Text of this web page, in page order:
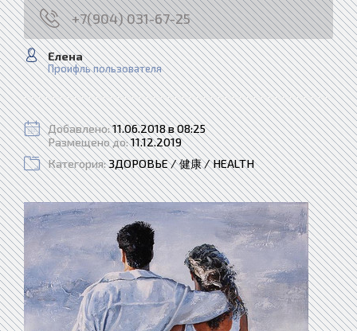
+7(904) 031-67-25
Елена
Проифль пользователя
Добавлено:11.06.2018 в 08:25
Размещено до:11.12.2019
Категория:ЗДОРОВЬЕ / 健康 / HEALTH